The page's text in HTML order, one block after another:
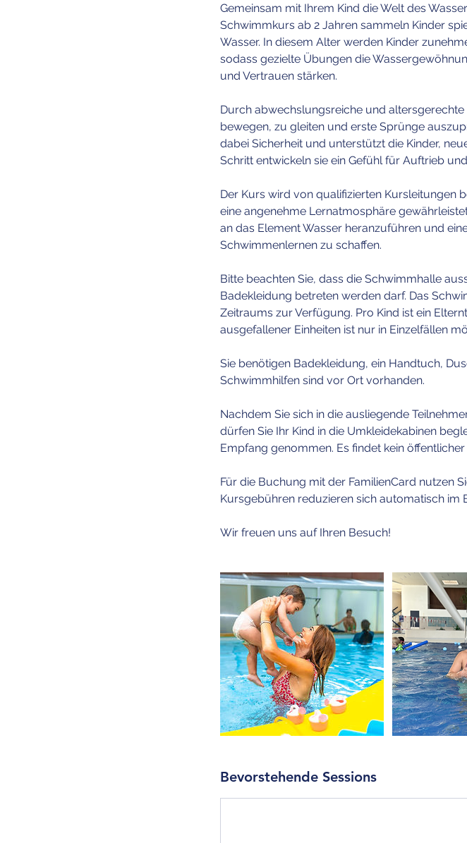
S
e
p
t
Gemeinsam mit Ihrem Kind die Welt des
Schwimmkurs ab 2 Jahren sammeln Kinder
Wasser. In diesem Alter werden Kinder
sodass gezielte Übungen die
und Vertrauen stärken.
Durch abwechslungsreiche und altersgerechte
bewegen, zu gleiten und erste Sprünge
dabei Sicherheit und unterstützt die Kinder,
Schritt entwickeln sie ein Gefühl für Auftrieb
Der Kurs wird von qualifizierten Kursleitungen
eine angenehme Lernatmosphäre
an das Element Wasser heranzuführen und
Schwimmenlernen zu schaffen.
Bitte beachten Sie, dass die Schwimmhalle
Badekleidung betreten werden darf. Das
Zeitraums zur Verfügung. Pro Kind ist ein
ausgefallener Einheiten ist nur in Einzelfällen
Sie benötigen Badekleidung, ein Handtuch,
Schwimmhilfen sind vor Ort vorhanden.
Nachdem Sie sich in die ausliegende
dürfen Sie Ihr Kind in die Umkleidekabinen
Empfang genommen. Es findet kein
Für die Buchung mit der FamilienCard nutzen
Kursgebühren reduzieren sich automatisch im
Bevorstehende Sessions